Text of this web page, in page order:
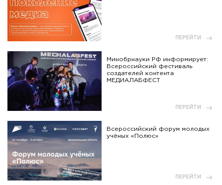
ПЕРЕЙТИ
Минобрнауки РФ информирует:
Всероссийский фестиваль
создателей контента
МЕДИАЛАБФЕСТ
ПЕРЕЙТИ
Всероссийский форум молодых
учёных «Полюс»
ПЕРЕЙТИ